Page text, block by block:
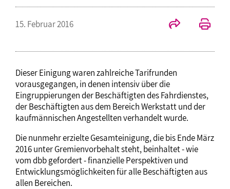
15. Februar 2016
Dieser Einigung waren zahlreiche Tarifrunden
vorausgegangen, in denen intensiv über die
Eingruppierungen der Beschäftigten des Fahrdienstes,
der Beschäftigten aus dem Bereich Werkstatt und der
kaufmännischen Angestellten verhandelt wurde.
Die nunmehr erzielte Gesamteinigung, die bis Ende März
2016 unter Gremienvorbehalt steht, beinhaltet - wie
vom dbb gefordert - finanzielle Perspektiven und
Entwicklungsmöglichkeiten für alle Beschäftigten aus
allen Bereichen.